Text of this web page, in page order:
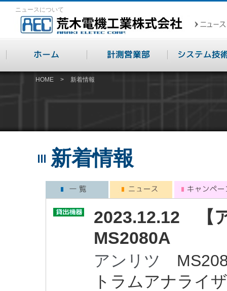
ニュースについて
HOME > 新着情報
新着情報
2023.12.12 【
MS2080A
アンリツ
トラムアナライザ